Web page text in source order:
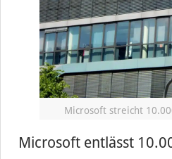
Microsoft streicht
Microsoft entlässt